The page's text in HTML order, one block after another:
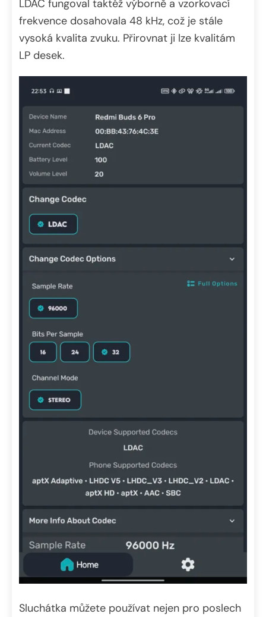
LDAC fungoval taktéž výborně a vzorkovací
frekvence dosahovala 48 kHz, což je stále
vysoká kvalita zvuku. Přirovnat ji lze kvalitám
LP desek.
Sluchátka můžete používat nejen pro poslech